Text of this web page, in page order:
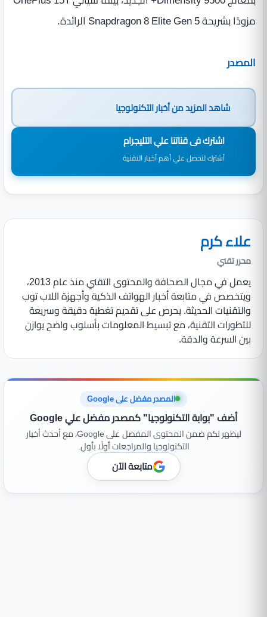
مزودًا بشريحة Snapdragon 8 Elite Gen 5 الرائدة.
المصدر
شاهد المزيد منأخبار التكنولوجيا
اشترك فى قناتنا علي التليجرام
أشترك لتحصل علي أهم أخبار التقنية
علاء كرم
محرر تقني
يعمل في مجال الصحافة والمحتوى التقني منذ عام 2013،
ويتخصص في متابعة أخبار الهواتف الذكية وأجهزة اللاب توب
والتقنيات الحديثة. يحرص على تقديم تغطية دقيقة وسريعة
للتطورات التقنية، مع تبسيط المعلومات بأسلوب واضح يوازن
بين السرعة والدقة.
المصدر مفضل على Google
أضف "بوابة التكنولوجيا" كمصدر مفضل علي Google
ليظهر لكم ضمن المحتوى المفضل على Google، مع أحدث أخبار
التكنولوجيا والمراجعات أولًا بأول.
متابعة الآن